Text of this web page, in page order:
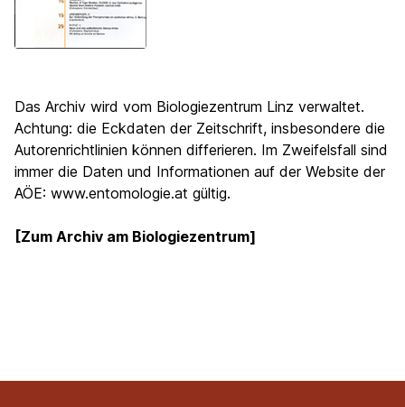
Das Archiv wird vom Biologiezentrum Linz verwaltet.
Achtung: die Eckdaten der Zeitschrift, insbesondere die
Autorenrichtlinien können differieren. Im Zweifelsfall sind
immer die Daten und Informationen auf der Website der
AÖE: www.entomologie.at gültig.
[Zum Archiv am Biologiezentrum]